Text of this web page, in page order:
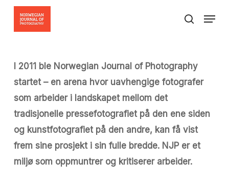
Skip
search
Menu
I 2011 ble Norwegian Journal of Photography
startet – en arena hvor uavhengige fotografer
som arbeider i landskapet mellom det
tradisjonelle pressefotografiet på den ene siden
og kunstfotografiet på den andre, kan få vist
frem sine prosjekt i sin fulle bredde. NJP er et
miljø som oppmuntrer og kritiserer arbeider.